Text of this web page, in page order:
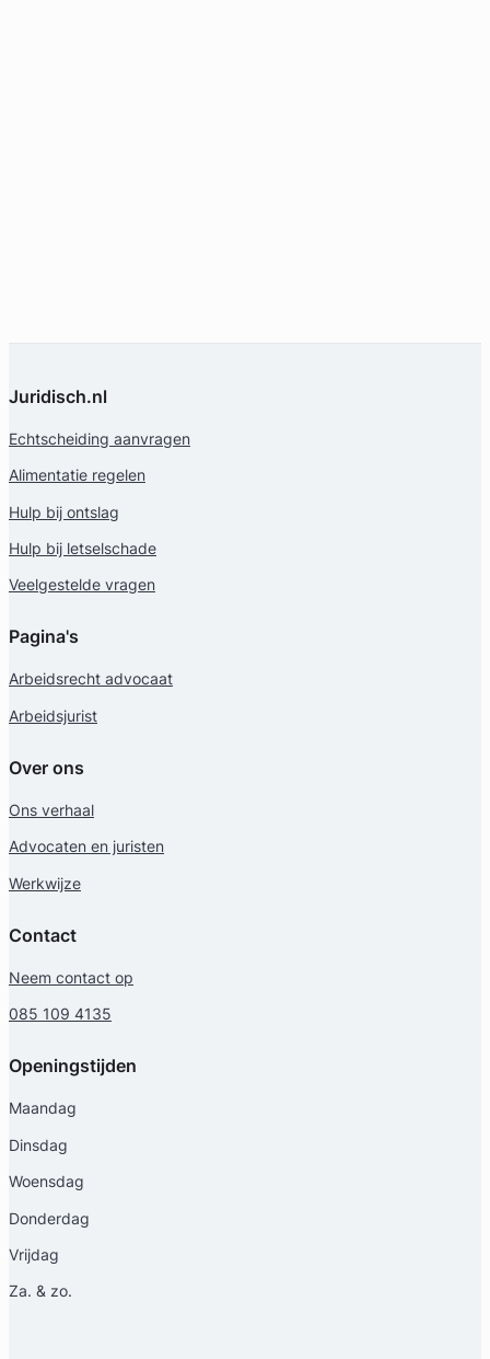
Juridisch.nl
Echtscheiding aanvragen
Alimentatie regelen
Hulp bij ontslag
Hulp bij letselschade
Veelgestelde vragen
Pagina's
Arbeidsrecht advocaat
Arbeidsjurist
Over ons
Ons verhaal
Advocaten en juristen
Werkwijze
Contact
Neem contact op
085 109 4135
Openingstijden
Maandag
Dinsdag
Woensdag
Donderdag
Vrijdag
Za. & zo.